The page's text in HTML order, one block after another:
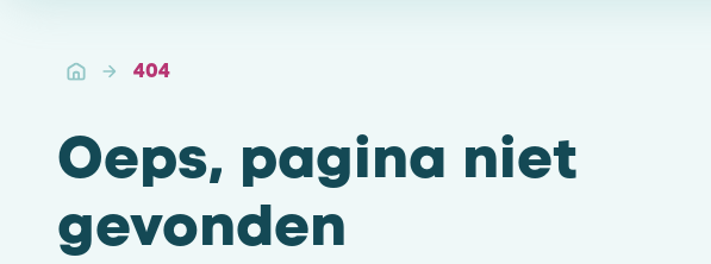
404
Oeps, pagina niet
gevonden